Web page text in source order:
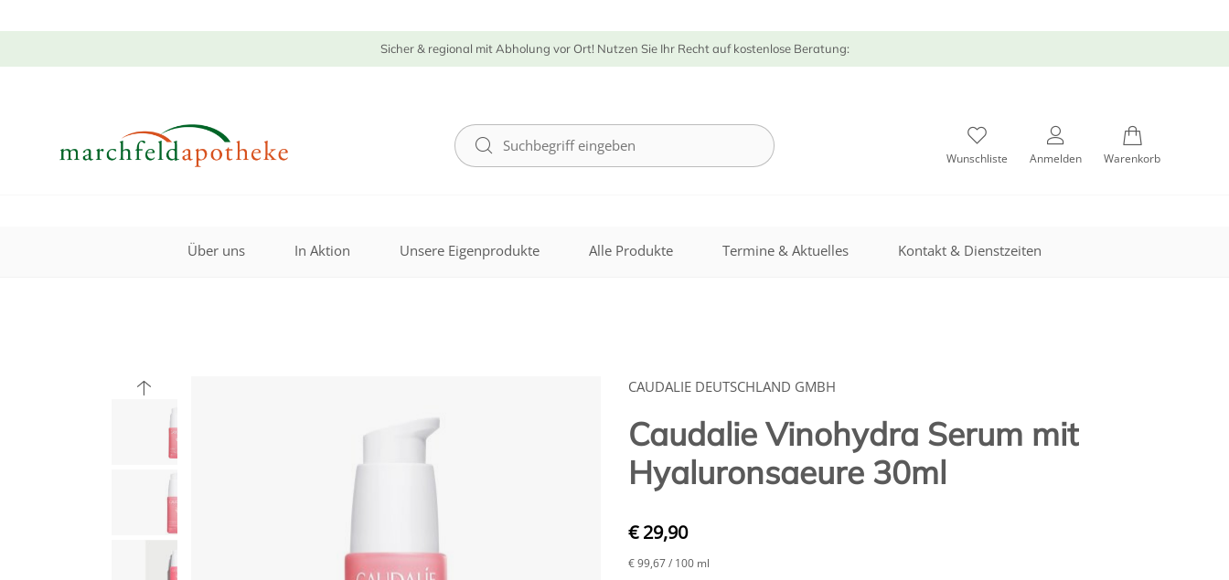
Sicher & regional mit Abholung vor Ort! Nutzen Sie Ihr Recht auf kostenlose Beratung:
Wunschliste Anmelden Warenkorb
Über uns In Aktion Unsere Eigenprodukte Alle Produkte Termine & Aktuelles Kontakt & Dienstzeiten
CAUDALIE DEUTSCHLAND GMBH
Caudalie Vinohydra Serum mit
Hyaluronsaeure 30ml
€ 29,90
€ 99,67/ 100 ml